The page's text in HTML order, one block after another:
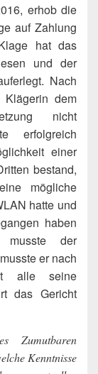
erhob die
auf Zahlung
hat das
und der
Nach
dem
nicht
erfolgreich
einer
bestand,
mögliche
hatte und
haben
musste der
er nach
alle seine
das Gericht
Zumutbaren
Kenntnisse